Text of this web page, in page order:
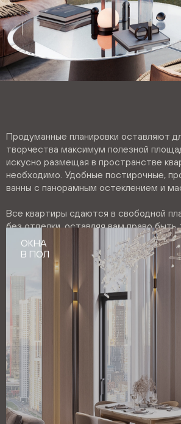
Продуманные планировки оставляют
творчества максимум полезной
искусно размещая в пространстве
необходимо. Удобные постирочные,
ванны с панорамным остеклением и
Все квартиры сдаются в свободной
без отделки, оставляя вам право
собственного аутентичного
ОКНА
В ПОЛ